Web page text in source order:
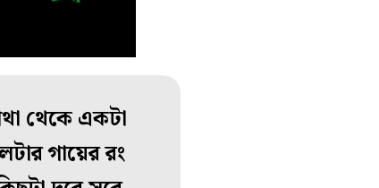
থেকে একটা
গায়ের রং